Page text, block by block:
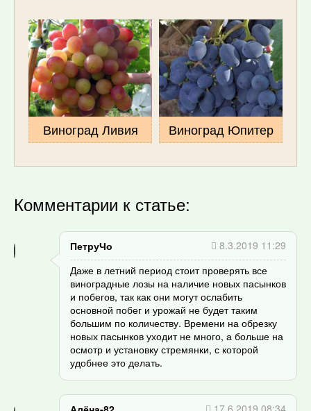
Виноград Ливия Виноград Юпитер
Комментарии к статье:
ПетруЧо
8.3.2019 11:29
Даже в летний период стоит проверять все
виноградные лозы на наличие новых пасынков
и побегов, так как они могут ослабить
основной побег и урожай не будет таким
большим по количеству. Времени на обрезку
новых пасынков уходит не много, а больше на
осмотр и установку стремянки, с которой
удобнее это делать.
17.6.2019 08:34